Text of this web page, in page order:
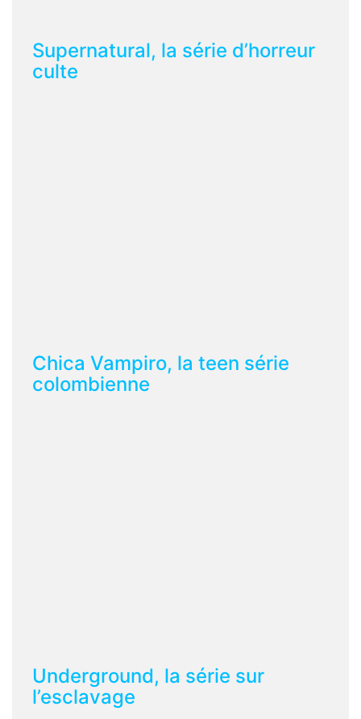
Supernatural, la série d’horreur
culte
Chica Vampiro, la teen série
colombienne
Underground, la série sur
l’esclavage